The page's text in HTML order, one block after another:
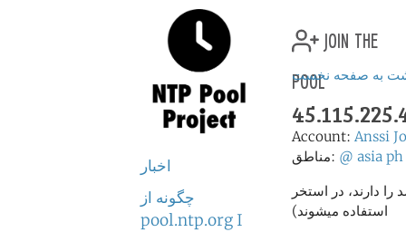
اخبار
چگونه از
pool.ntp.org I
join the
pool
به صفحه نخست
Account: Anssi
مناطق: @ asia ph
(فقط سرور هایی که امتیاز بالای 2 درصد را دارند، در استخر
استفاده میشوند)